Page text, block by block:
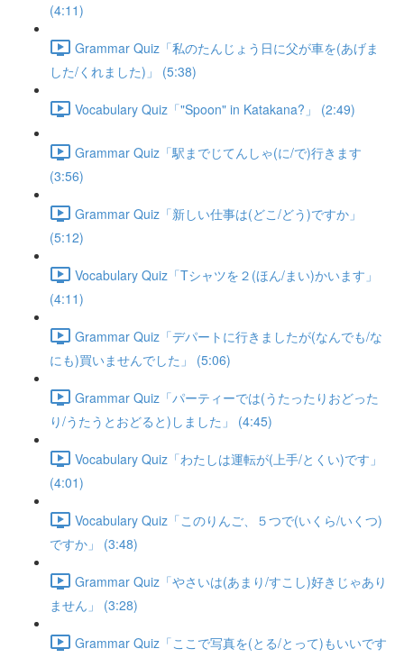
(4:11)
Grammar Quiz「私のたんじょう日に父が車を(あげま
した/くれました)」 (5:38)
Vocabulary Quiz「"Spoon" in Katakana?」 (2:49)
Grammar Quiz「駅までじてんしゃ(に/で)行きます
(3:56)
Grammar Quiz「新しい仕事は(どこ/どう)ですか」
(5:12)
Vocabulary Quiz「Tシャツを２(ほん/まい)かいます」
(4:11)
Grammar Quiz「デパートに行きましたが(なんでも/な
にも)買いませんでした」 (5:06)
Grammar Quiz「パーティーでは(うたったりおどった
り/うたうとおどると)しました」 (4:45)
Vocabulary Quiz「わたしは運転が(上手/とくい)です」
(4:01)
Vocabulary Quiz「このりんご、５つで(いくら/いくつ)
ですか」 (3:48)
Grammar Quiz「やさいは(あまり/すこし)好きじゃあり
ません」 (3:28)
Grammar Quiz「ここで写真を(とる/とって)もいいです